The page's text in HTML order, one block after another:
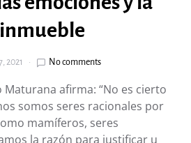
2021 No comments
afirma: “No es cierto
somos seres racionales por
mamíferos, seres
la razón para justificar u